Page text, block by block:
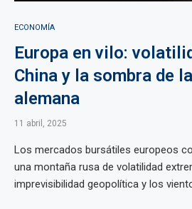
ECONOMÍA
Europa en vilo:
China y la sombra de
alemana
11 abril, 2025
Los mercados bursátiles europeos
una montaña rusa de volatilidad
imprevisibilidad geopolítica y los